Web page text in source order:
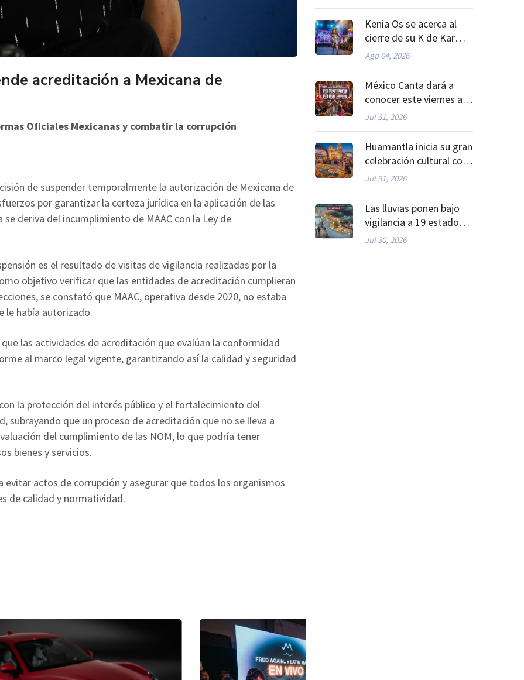
acreditación a Mexicana de
Oficiales Mexicanas y combatir la corrupción
de suspender temporalmente la autorización de Mexicana de
por garantizar la certeza jurídica en la aplicación de las
deriva del incumplimiento de MAAC con la Ley de
es el resultado de visitas de vigilancia realizadas por la
objetivo verificar que las entidades de acreditación cumplieran
se constató que MAAC, operativa desde 2020, no estaba
le había autorizado.
las actividades de acreditación que evalúan la conformidad
al marco legal vigente, garantizando así la calidad y seguridad
la protección del interés público y el fortalecimiento del
subrayando que un proceso de acreditación que no se lleva a
del cumplimiento de las NOM, lo que podría tener
bienes y servicios.
evitar actos de corrupción y asegurar que todos los organismos
de calidad y normatividad.
miércoles
Kenia Os se acerca al
cierre de su K de Karma
Tour
Ago 04, 2026
México Canta dará a
conocer este viernes a
sus semifinalistas
Jul 31, 2026
Huamantla inicia su gran
celebración cultural con
la Feria del Arte Efímero
Jul 31, 2026
Las lluvias ponen bajo
vigilancia a 19 estados
de México
Jul 30, 2026